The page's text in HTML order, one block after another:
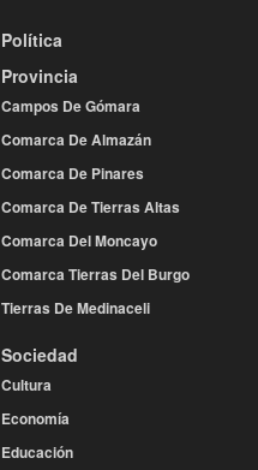
Política
Provincia
Campos De Gómara
Comarca De Almazán
Comarca De Pinares
Comarca De Tierras Altas
Comarca Del Moncayo
Comarca Tierras Del Burgo
Tierras De Medinaceli
Sociedad
Cultura
Economía
Educación